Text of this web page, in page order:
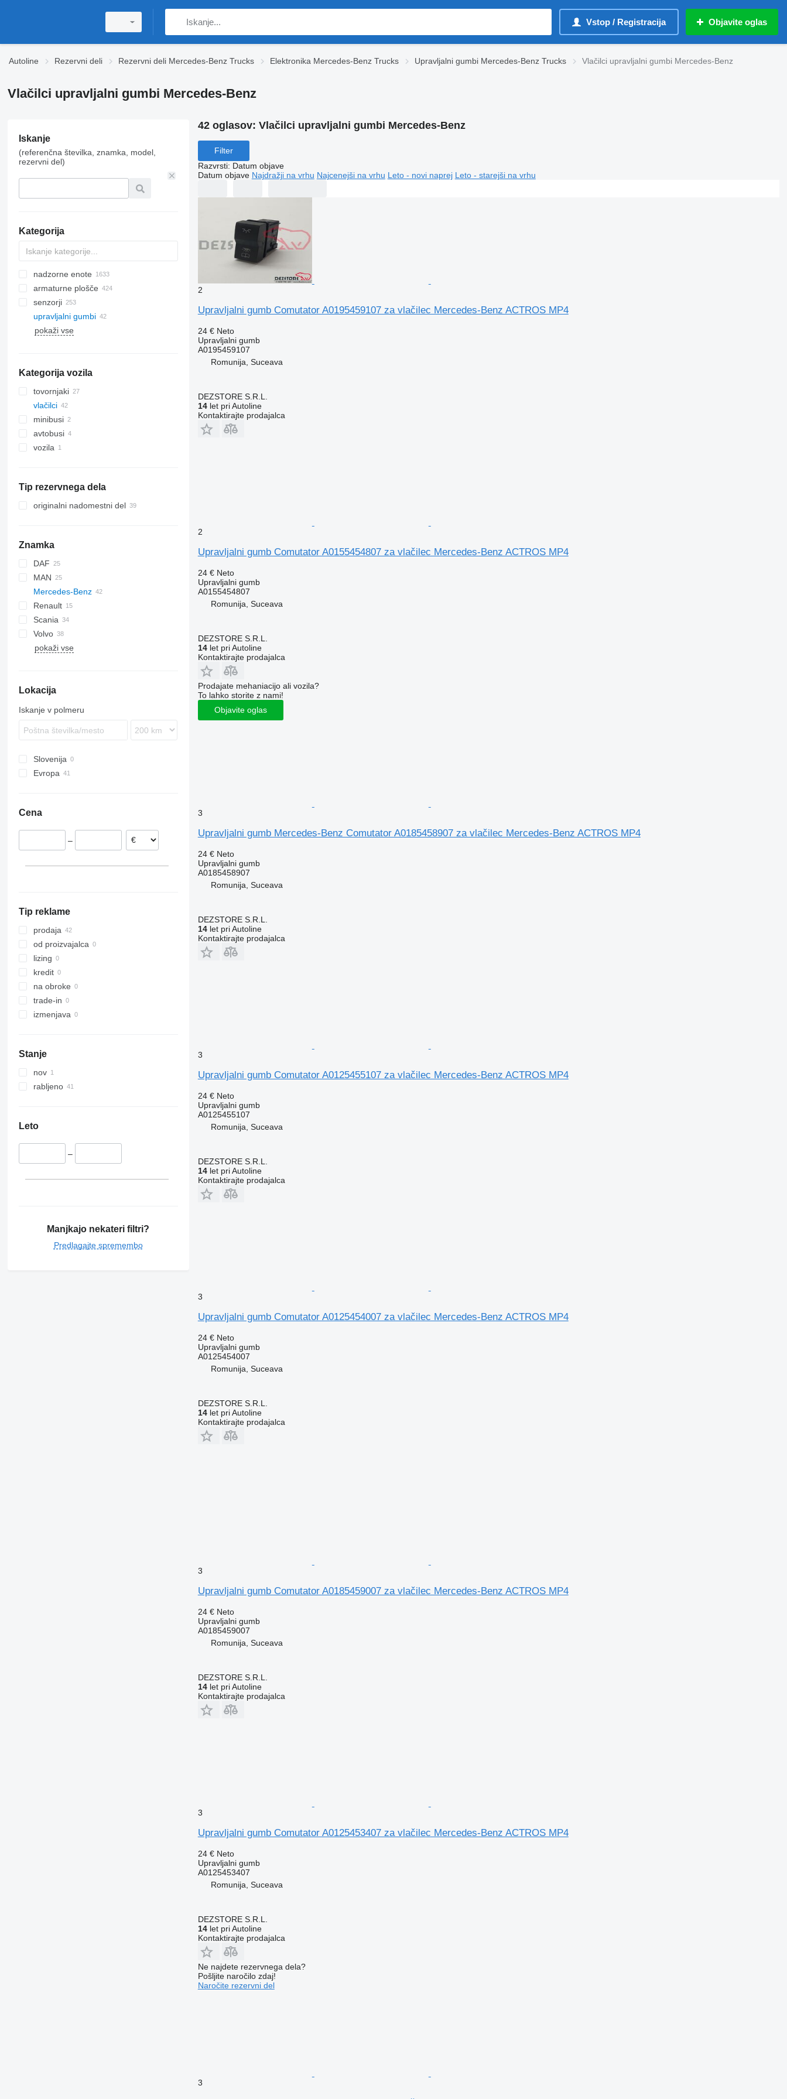
Vstop / Registracija Objavite oglas
Autoline Rezervni deli Rezervni deli Mercedes-Benz Trucks Elektronika Mercedes-Benz Trucks Upravljalni gumbi Mercedes-Benz Trucks Vlačilci upravljalni gumbi Mercedes-Benz
Vlačilci upravljalni gumbi Mercedes-Benz
Iskanje
(referenčna številka, znamka, model,
rezervni del)
Kategorija
nadzorne enote
armaturne plošče
senzorji
upravljalni gumbi
pokaži vse
Kategorija vozila
tovornjaki
vlačilci
minibusi
avtobusi
vozila
Tip rezervnega dela
originalni nadomestni del
Znamka
DAF
CF
LF
XF
XG
Stralis
Trakker
MAN
Lion's series
TGA
TGL
TGM
TGS
Mercedes-Benz
A-Class
Actros
Atego
Atego 815
Renault
Magnum
Premium
T-series
Scania
R-series
Volvo
FH
VNL
pokaži vse
Lokacija
Iskanje v polmeru
Slovenija
Evropa
Estonija
Cena
–
Tip reklame
prodaja
od proizvajalca
lizing
kredit
na obroke
trade-in
izmenjava
Stanje
nov
rabljeno
Leto
–
Manjkajo nekateri filtri?
Predlagajte spremembo
42 oglasov: Vlačilci upravljalni gumbi Mercedes-Benz
Filter
Razvrsti: Datum objave
Datum objave Najdražji na vrhu Najcenejši na vrhu Leto - novi naprej Leto - starejši na vrhu
2
Upravljalni gumb Comutator A0195459107 za vlačilec Mercedes-Benz ACTROS MP4
24 € Neto
Upravljalni gumb
A0195459107
Romunija, Suceava
DEZSTORE S.R.L.
14let pri Autoline
Kontaktirajte prodajalca
2
Upravljalni gumb Comutator A0155454807 za vlačilec Mercedes-Benz ACTROS MP4
24 € Neto
Upravljalni gumb
A0155454807
Romunija, Suceava
DEZSTORE S.R.L.
14let pri Autoline
Kontaktirajte prodajalca
Prodajate mehaniacijo ali vozila?
To lahko storite z nami!
Objavite oglas
3
Upravljalni gumb Mercedes-Benz Comutator A0185458907 za vlačilec Mercedes-Benz ACTROS MP4
24 € Neto
Upravljalni gumb
A0185458907
Romunija, Suceava
DEZSTORE S.R.L.
14let pri Autoline
Kontaktirajte prodajalca
3
Upravljalni gumb Comutator A0125455107 za vlačilec Mercedes-Benz ACTROS MP4
24 € Neto
Upravljalni gumb
A0125455107
Romunija, Suceava
DEZSTORE S.R.L.
14let pri Autoline
Kontaktirajte prodajalca
3
Upravljalni gumb Comutator A0125454007 za vlačilec Mercedes-Benz ACTROS MP4
24 € Neto
Upravljalni gumb
A0125454007
Romunija, Suceava
DEZSTORE S.R.L.
14let pri Autoline
Kontaktirajte prodajalca
3
Upravljalni gumb Comutator A0185459007 za vlačilec Mercedes-Benz ACTROS MP4
24 € Neto
Upravljalni gumb
A0185459007
Romunija, Suceava
DEZSTORE S.R.L.
14let pri Autoline
Kontaktirajte prodajalca
3
Upravljalni gumb Comutator A0125453407 za vlačilec Mercedes-Benz ACTROS MP4
24 € Neto
Upravljalni gumb
A0125453407
Romunija, Suceava
DEZSTORE S.R.L.
14let pri Autoline
Kontaktirajte prodajalca
Ne najdete rezervnega dela?
Pošljite naročilo zdaj!
Naročite rezervni del
3